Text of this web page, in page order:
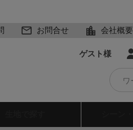
お問合せ 会社概要
ゲスト様